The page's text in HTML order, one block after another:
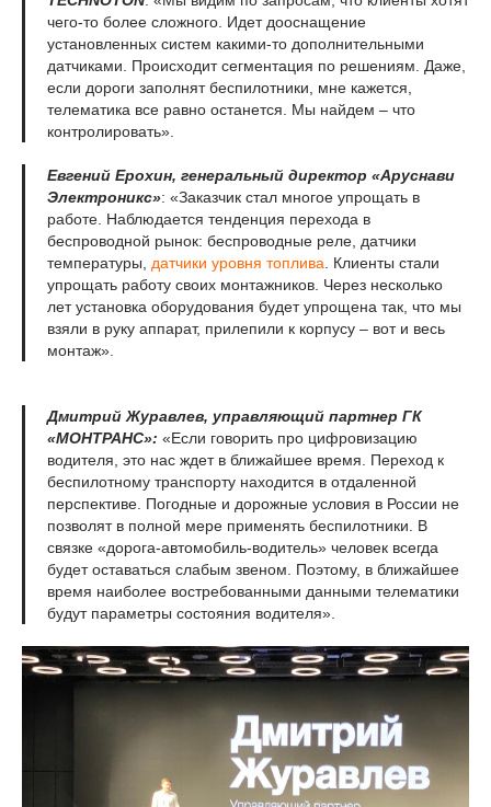
чего-то более сложного. Идет дооснащение
установленных систем какими-то дополнительными
датчиками. Происходит сегментация по решениям. Даже,
если дороги заполнят беспилотники, мне кажется,
телематика все равно останется. Мы найдем – что
контролировать».
Евгений Ерохин, генеральный директор «Аруснави
Электроникс»: «Заказчик стал многое упрощать в
работе. Наблюдается тенденция перехода в
беспроводной рынок: беспроводные реле, датчики
температуры, датчики уровня топлива . Клиенты стали
упрощать работу своих монтажников. Через несколько
лет установка оборудования будет упрощена так, что мы
взяли в руку аппарат, прилепили к корпусу – вот и весь
монтаж».
Дмитрий Журавлев, управляющий партнер ГК
«МОНТРАНС»: «Если говорить про цифровизацию
водителя, это нас ждет в ближайшее время. Переход к
беспилотному транспорту находится в отдаленной
перспективе. Погодные и дорожные условия в России не
позволят в полной мере применять беспилотники. В
связке «дорога-автомобиль-водитель» человек всегда
будет оставаться слабым звеном. Поэтому, в ближайшее
время наиболее востребованными данными телематики
будут параметры состояния водителя».